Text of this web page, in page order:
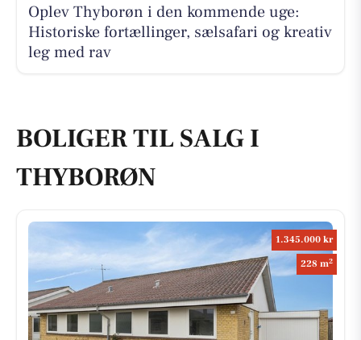
Oplev Thyborøn i den kommende uge:
Historiske fortællinger, sælsafari og kreativ
leg med rav
BOLIGER TIL SALG I
THYBORØN
1.345.000 kr
228 m2